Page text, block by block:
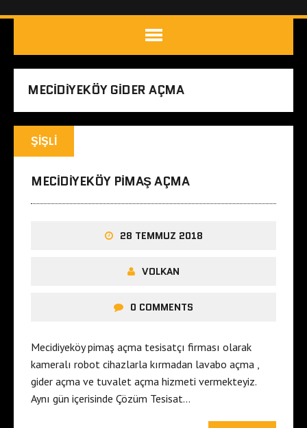
MECIDIYEKÖY GIDER AÇMA
ŞIŞLI
MECIDIYEKÖY PIMAŞ AÇMA
28 TEMMUZ 2018
VOLKAN
0 COMMENTS
Mecidiyeköy pimaş açma tesisatçı firması olarak
kameralı robot cihazlarla kırmadan lavabo açma ,
gider açma ve tuvalet açma hizmeti vermekteyiz.
Aynı gün içerisinde Çözüm Tesisat…